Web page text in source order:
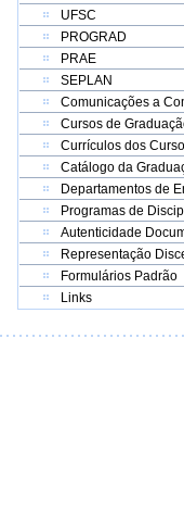
UFSC
PROGRAD
PRAE
SEPLAN
Comunicações a
Cursos de
Currículos dos
Catálogo da
Departamentos de
Programas de
Autenticidade
Representação
Formulários Padrão
Links